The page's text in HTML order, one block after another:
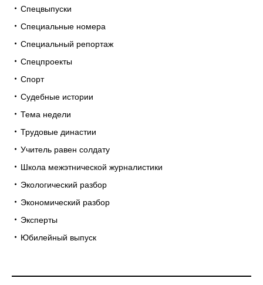
Спецвыпуски
Специальные номера
Специальный репортаж
Спецпроекты
Спорт
Судебные истории
Тема недели
Трудовые династии
Учитель равен солдату
Школа межэтнической журналистики
Экологический разбор
Экономический разбор
Эксперты
Юбилейный выпуск